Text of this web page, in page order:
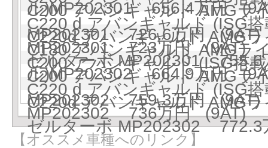
ル)MP202301 656.4万円
C200 アバンギャルド AMGラ
MP202301 726.6万円 (9AT)
C220 d アバンギャルド (ISG
MP202301 723万円 (9AT)
C220d アバンギャルド AMG
ゼルターボ MP202301
C180 アバンギャルド AMGラ
ル)MP202302 664.9万円
C200 アバンギャルド (ISG
C200 アバンギャルド AMGラ
MP202302 759.3万円 (9AT)
C220 d アバンギャルド (ISG
MP202302 736万円 (9AT)
C220d アバンギャルド AMG
ゼルターボ MP202302
【オススメ車種へのリンク】